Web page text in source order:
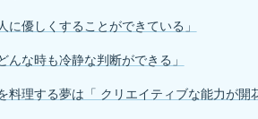
に優しくすることができている」
んな時も冷静な判断ができる」
料理する夢は「 クリエイティブな能力が開